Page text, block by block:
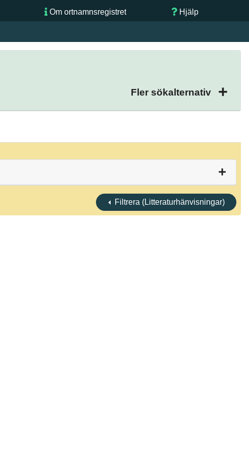
Om ortnamnsregistret Hjälp
Fler sökalternativ
Filtrera (Litteraturhänvisningar)